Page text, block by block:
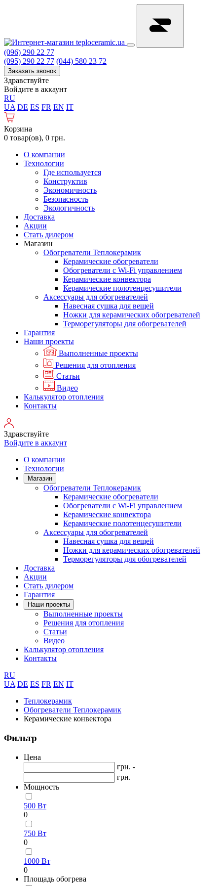
(096) 290 22 77
(095) 290 22 77 (044) 580 23 72
Заказать звонок
Здравствуйте
Войдите в аккаунт
RU
UA DE ES FR EN IT
Корзина
0 товар(ов), 0 грн.
О компании
Технологии
Где используется
Конструктив
Экономичность
Безопасность
Экологичность
Доставка
Акции
Стать дилером
Магазин
Обогреватели Теплокерамик
Керамические обогреватели
Обогреватели с Wi-Fi управлением
Керамические конвектора
Керамические полотенцесушители
Аксессуары для обогревателей
Навесная сушка для вещей
Ножки для керамических обогревателей
Терморегуляторы для обогревателей
Гарантия
Наши проекты
Выполненные проекты
Решения для отопления
Статьи
Видео
Калькулятор отопления
Контакты
Здравствуйте
Войдите в аккаунт
О компании
Технологии
Магазин
Обогреватели Теплокерамик
Керамические обогреватели
Обогреватели с Wi-Fi управлением
Керамические конвектора
Керамические полотенцесушители
Аксессуары для обогревателей
Навесная сушка для вещей
Ножки для керамических обогревателей
Терморегуляторы для обогревателей
Доставка
Акции
Стать дилером
Гарантия
Наши проекты
Выполненные проекты
Решения для отопления
Статьи
Видео
Калькулятор отопления
Контакты
RU
UA DE ES FR EN IT
Теплокерамик
Обогреватели Теплокерамик
Керамические конвектора
Фильтр
Цена
грн. -
грн.
Мощность
500 Вт
0
750 Вт
0
1000 Вт
0
Площадь обогрева